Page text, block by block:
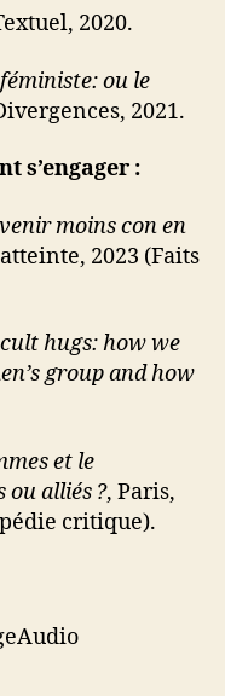
2020.
ou le
2021.
s’engager :
moins con en
2023 (Faits
hugs: how we
group and how
et le
ou alliés ?, Paris,
critique).